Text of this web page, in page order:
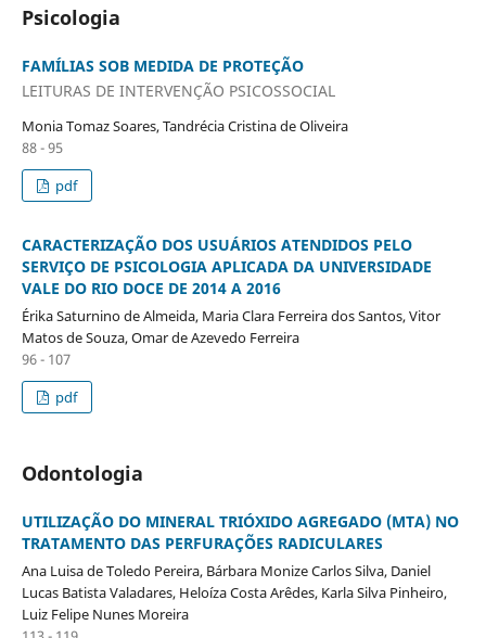
Psicologia
FAMÍLIAS SOB MEDIDA DE PROTEÇÃO
LEITURAS DE INTERVENÇÃO PSICOSSOCIAL
Monia Tomaz Soares, Tandrécia Cristina de Oliveira
88 - 95
pdf
CARACTERIZAÇÃO DOS USUÁRIOS ATENDIDOS PELO
SERVIÇO DE PSICOLOGIA APLICADA DA UNIVERSIDADE
VALE DO RIO DOCE DE 2014 A 2016
Érika Saturnino de Almeida, Maria Clara Ferreira dos Santos, Vitor
Matos de Souza, Omar de Azevedo Ferreira
96 - 107
pdf
Odontologia
UTILIZAÇÃO DO MINERAL TRIÓXIDO AGREGADO (MTA) NO
TRATAMENTO DAS PERFURAÇÕES RADICULARES
Ana Luisa de Toledo Pereira, Bárbara Monize Carlos Silva, Daniel
Lucas Batista Valadares, Heloíza Costa Arêdes, Karla Silva Pinheiro,
Luiz Felipe Nunes Moreira